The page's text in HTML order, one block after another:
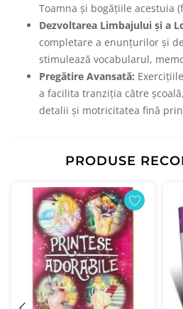
Toamna și bogățiile acestuia
Dezvoltarea Limbajului și a
completare a enunțurilor și
stimulează vocabularul,
Pregătire Avansată:
a facilita tranziția către
detalii și motricitatea fină
PRODUSE